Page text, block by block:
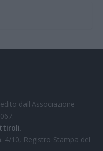
dall'Associazione
.
4/10, Registro Stampa del